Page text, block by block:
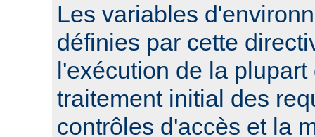
Les variables
définies par cette
l'exécution de la
traitement initial des
contrôles d'accès et la